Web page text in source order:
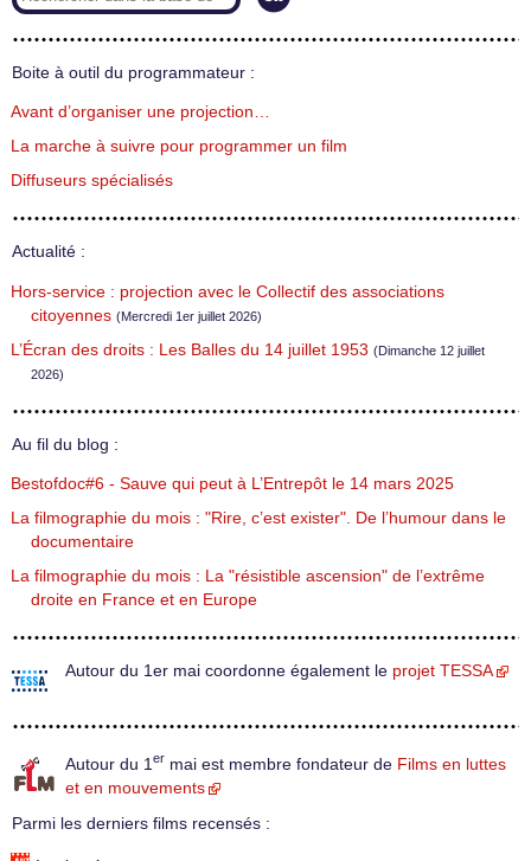
Boite à outil du programmateur :
Avant d’organiser une projection…
La marche à suivre pour programmer un film
Diffuseurs spécialisés
Actualité :
Hors-service : projection avec le Collectif des associations
citoyennes (Mercredi 1er juillet 2026)
L’Écran des droits : Les Balles du 14 juillet 1953 (Dimanche 12 juillet
2026)
Au fil du blog :
Bestofdoc#6 - Sauve qui peut à L’Entrepôt le 14 mars 2025
La filmographie du mois : "Rire, c’est exister". De l’humour dans le
documentaire
La filmographie du mois : La "résistible ascension" de l’extrême
droite en France et en Europe
Autour du 1er mai coordonne également le projet TESSA
Autour du 1 er mai est membre fondateur de Films en luttes
et en mouvements
Parmi les derniers films recensés :